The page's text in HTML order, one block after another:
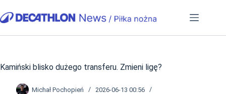
do
Kamiński blisko dużego transferu. Zmieni ligę?
Michał Pochopień
2026-06-13 00:56